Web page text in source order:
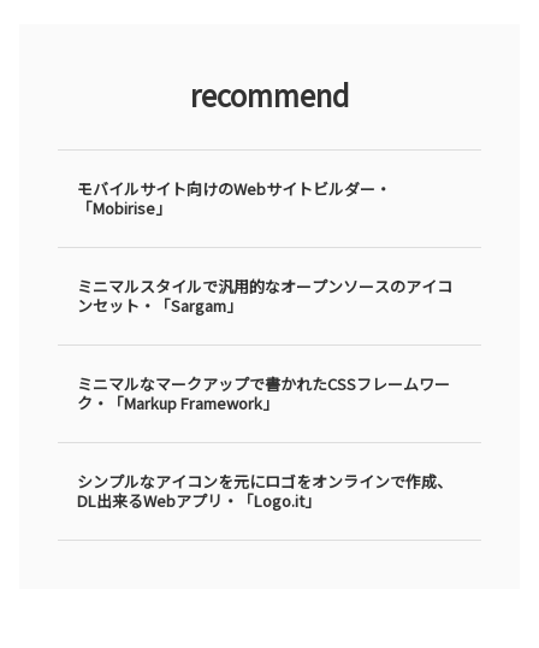
recommend
モバイルサイト向けのWebサイトビルダー・
「Mobirise」
ミニマルスタイルで汎用的なオープンソースのアイコ
ンセット・「Sargam」
ミニマルなマークアップで書かれたCSSフレームワー
ク・「Markup Framework」
シンプルなアイコンを元にロゴをオンラインで作成、
DL出来るWebアプリ・「Logo.it」